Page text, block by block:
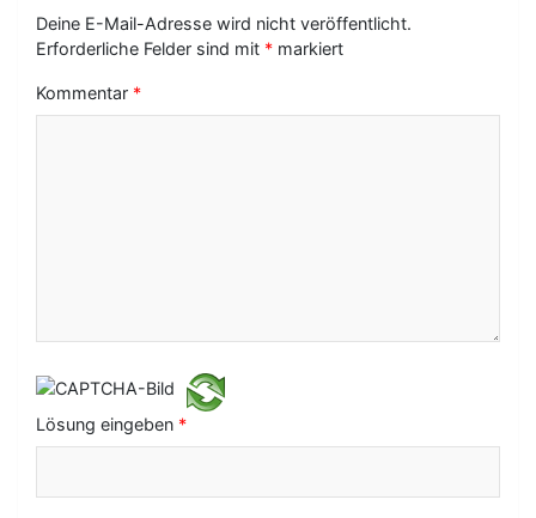
N
a
o
n
Deine E-Mail-Adresse wird nicht veröffentlicht.
Erforderliche Felder sind mit * markiert
Kommentar *
Lösung eingeben *